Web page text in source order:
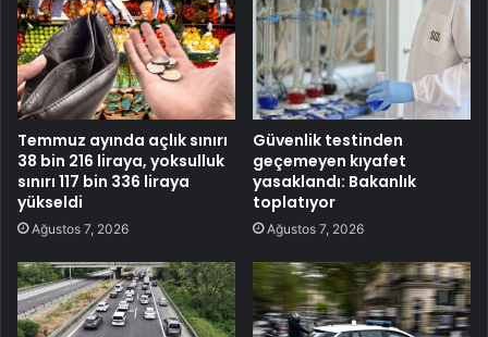
Temmuz ayında açlık sınırı
38 bin 216 liraya, yoksulluk
sınırı 117 bin 336 liraya
yükseldi
Ağustos 7, 2026
Güvenlik testinden
geçemeyen kıyafet
yasaklandı: Bakanlık
toplatıyor
Ağustos 7, 2026